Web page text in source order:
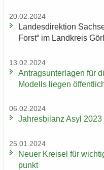
20.02.2024
Lan­des­di­rek­ti­on
Forst“ im Land­kreis
13.02.2024
An­trags­un­ter­la­gen für
Mo­dells lie­gen
06.02.2024
Jah­res­bi­lanz Asyl 2023
25.01.2024
Neuer Krei­sel für
punkt